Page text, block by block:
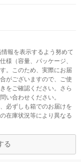
報を表示するよう努めて
様（容量、パッケージ、
。このため、実際にお届
がございますので、ご使
をご確認ください。さら
い合わせください。
必ずしも箱でのお届けを
在庫状況等により異なる
る